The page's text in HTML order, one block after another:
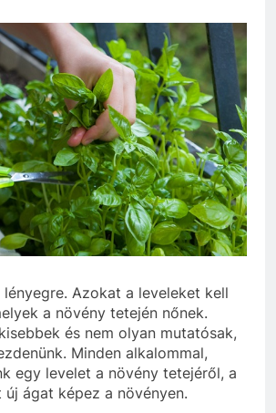
Azokat a leveleket kell
a növény tetején nőnek.
és nem olyan mutatósak,
Minden alkalommal,
egy levelet a növény tetejéről, a
ágat képez a növényen.